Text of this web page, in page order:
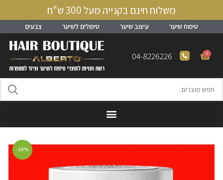
משלוח חינם בקנייה מעל 300 ש"ח
טיפוח שיער עיצוב שיער טיפולים לשיער צבעים
0
04-8226226
-29%